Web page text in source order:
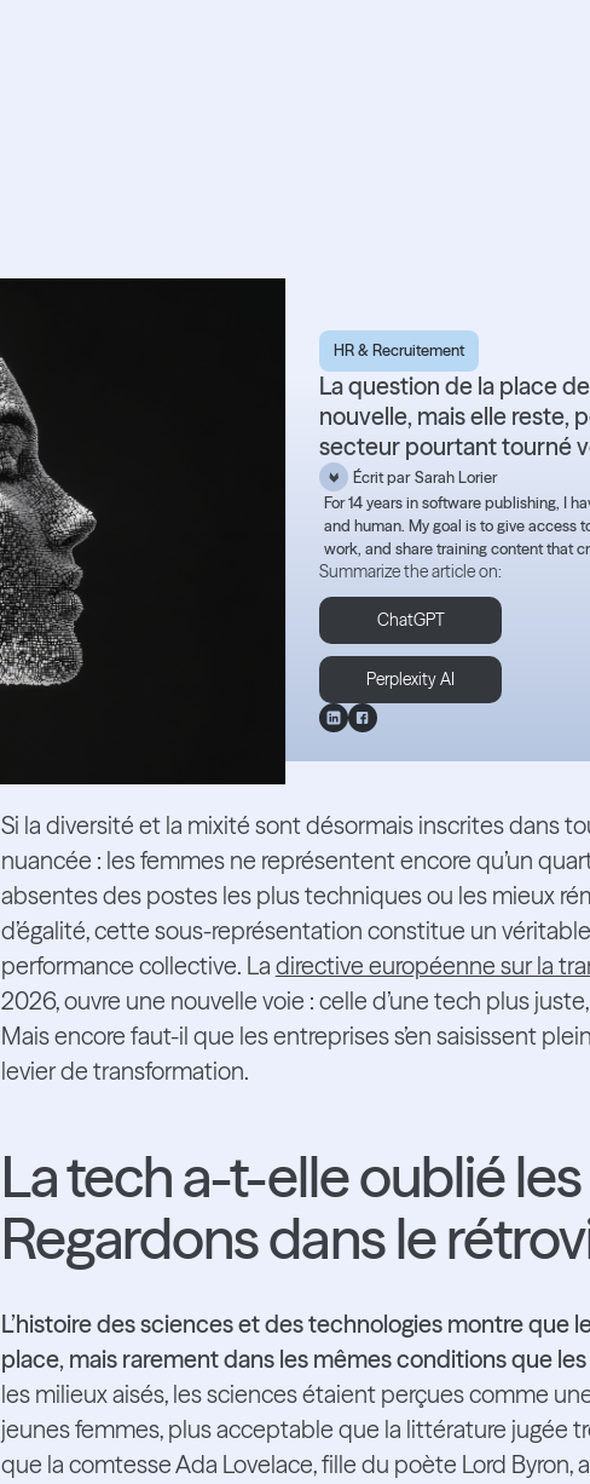
HR & Recruitement
La question de la place
nouvelle, mais elle reste,
secteur pourtant tourné
Écrit par Sarah Lorier
For 14 years in software publishing, I
and human. My goal is to give access
work, and share training content that
Summarize the article on:
ChatGPT
Perplexity AI
Si la diversité et la mixité sont désormais inscrites dans
nuancée : les femmes ne représentent encore qu’un
absentes des postes les plus techniques ou les mieux
d’égalité, cette sous-représentation constitue un
performance collective. La directive européenne sur la
2026, ouvre une nouvelle voie : celle d’une tech plus
Mais encore faut-il que les entreprises s’en saisissent
levier de transformation.
La tech a-t-elle oublié
Regardons dans le
L’histoire des sciences et des technologies montre que
place, mais rarement dans les mêmes conditions que
les milieux aisés, les sciences étaient perçues comme
jeunes femmes, plus acceptable que la littérature jugée
que la comtesse Ada Lovelace, fille du poète Lord Byron,